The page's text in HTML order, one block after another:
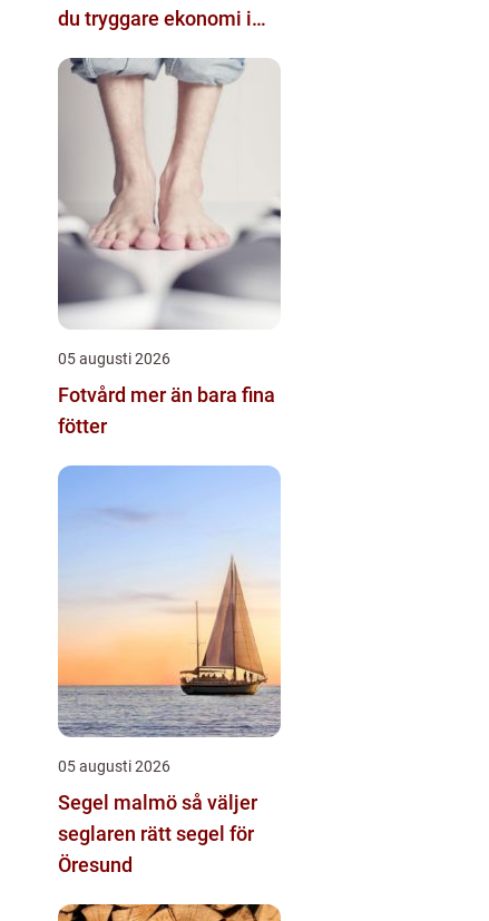
du tryggare ekonomi i
05 augusti 2026
Fotvård mer än bara fina
fötter
05 augusti 2026
Segel malmö så väljer
seglaren rätt segel för
Öresund